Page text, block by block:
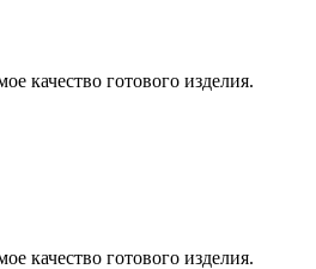
качество готового изделия.
качество готового изделия.